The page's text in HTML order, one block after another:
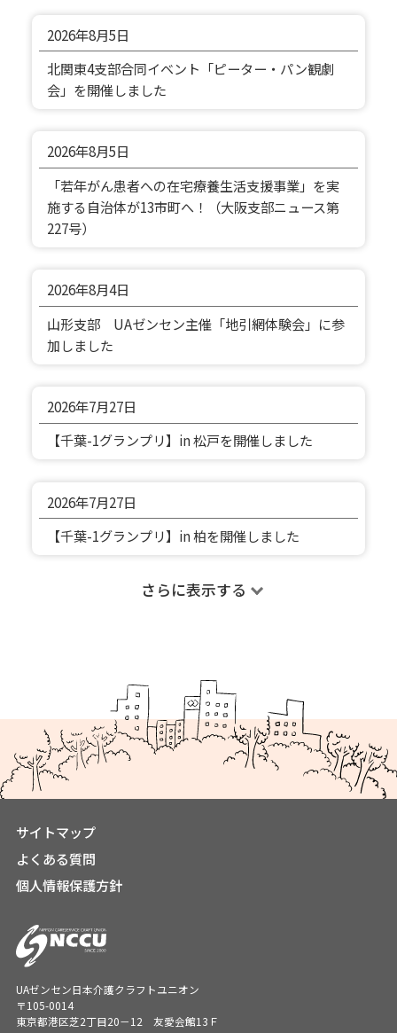
2026年8月5日
北関東4支部合同イベント「ピーター・パン観劇
会」を開催しました
2026年8月5日
「若年がん患者への在宅療養生活支援事業」を実
施する自治体が13市町へ！（大阪支部ニュース第
227号）
2026年8月4日
山形支部 UAゼンセン主催「地引網体験会」に参
加しました
2026年7月27日
【千葉-1グランプリ】in 松戸を開催しました
2026年7月27日
【千葉-1グランプリ】in 柏を開催しました
さらに表示する
サイトマップ
よくある質問
個人情報保護方針
UAゼンセン日本介護クラフトユニオン
〒105-0014
東京都港区芝2丁目20－12 友愛会館13Ｆ